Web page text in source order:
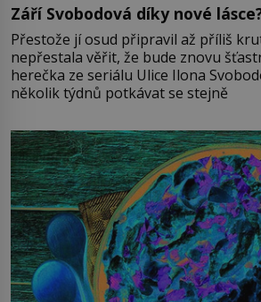
Září Svobodová díky nové
Přestože jí osud připravil až příliš
nepřestala věřit, že bude znovu šťastná.
herečka ze seriálu Ulice Ilona
několik týdnů potkávat se stejně